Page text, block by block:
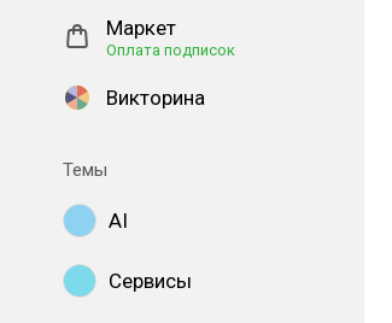
Маркет
Оплата подписок
Викторина
Темы
AI
Сервисы